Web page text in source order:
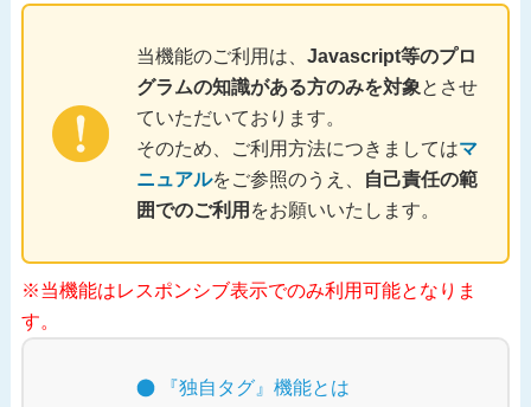
当機能のご利用は、 Javascript等のプロ
グラムの知識がある方のみを対象とさせ
ていただいております。
そのため、ご利用方法につきましてはマ
ニュアルをご参照のうえ、
自己責任の範
囲でのご利用 をお願いいたします。
※当機能はレスポンシブ表示でのみ利用可能となりま
す。
『独自タグ』機能とは